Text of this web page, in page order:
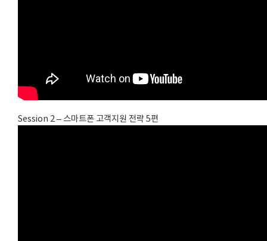
Session 2 – 스마트폰 고객지원 전략 5편